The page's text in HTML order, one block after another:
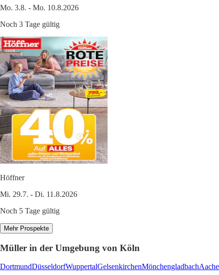
Mo. 3.8. - Mo. 10.8.2026
Noch 3 Tage gültig
Höffner
Mi. 29.7. - Di. 11.8.2026
Noch 5 Tage gültig
Mehr Prospekte
Müller in der Umgebung von Köln
DortmundDüsseldorfWuppertalGelsenkirchenMönchengladbach